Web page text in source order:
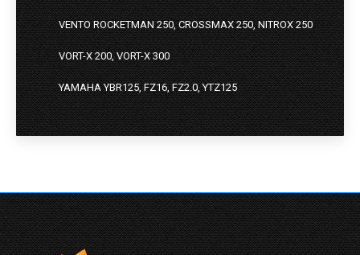
VENTO ROCKETMAN 250, CROSSMAX 250, NITROX 250
VORT-X 200, VORT-X 300
YAMAHA YBR125, FZ16, FZ2.0, YTZ125